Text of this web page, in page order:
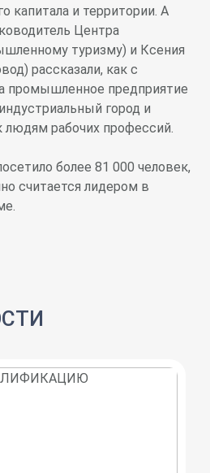
капитала и территории. А
Центра
туризму) и Ксения
рассказали, как с
промышленное предприятие
город и
рабочих профессий.
более 81 000 человек,
считается лидером в